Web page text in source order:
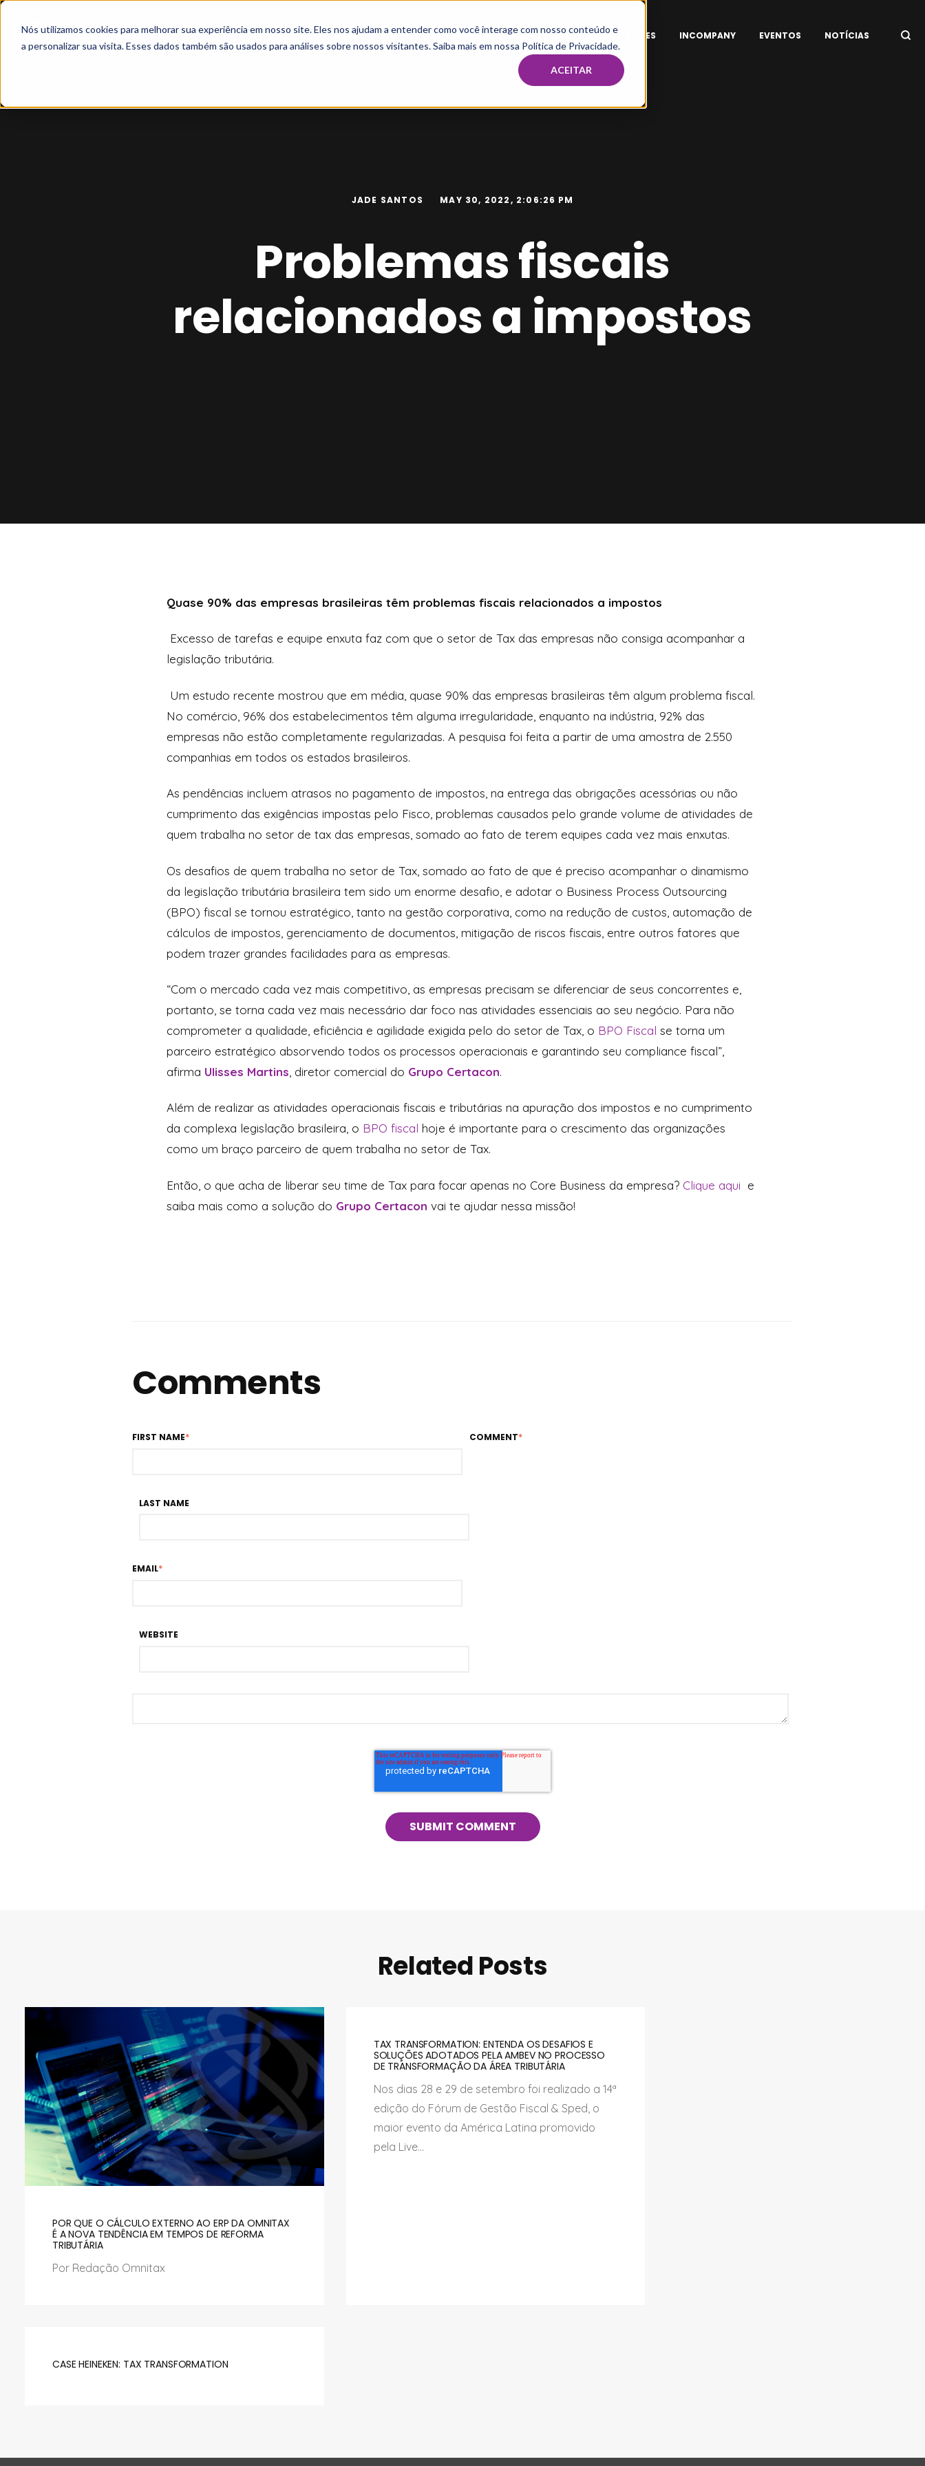
Nós utilizamos cookies para melhorar sua experiência em nosso site. Eles nos ajudam a entender como você interage com nosso conteúdo e
a personalizar sua visita. Esses dados também são usados para análises sobre nossos visitantes. Saiba mais em nossa Política de Privacidade.
ACEITAR
HOME MBA & PÓS IMERSÃO E MENTORIA TAX CAPACITAÇÕES INCOMPANY EVENTOS NOTÍCIAS
JADE SANTOS MAY 30, 2022, 2:06:26 PM
Problemas fiscais
relacionados a impostos
Quase 90% das empresas brasileiras têm problemas fiscais relacionados a impostos
Excesso de tarefas e equipe enxuta faz com que o setor de Tax das empresas não consiga acompanhar a
legislação tributária.
Um estudo recente mostrou que em média, quase 90% das empresas brasileiras têm algum problema fiscal.
No comércio, 96% dos estabelecimentos têm alguma irregularidade, enquanto na indústria, 92% das
empresas não estão completamente regularizadas. A pesquisa foi feita a partir de uma amostra de 2.550
companhias em todos os estados brasileiros.
As pendências incluem atrasos no pagamento de impostos, na entrega das obrigações acessórias ou não
cumprimento das exigências impostas pelo Fisco, problemas causados pelo grande volume de atividades de
quem trabalha no setor de tax das empresas, somado ao fato de terem equipes cada vez mais enxutas.
Os desafios de quem trabalha no setor de Tax, somado ao fato de que é preciso acompanhar o dinamismo
da legislação tributária brasileira tem sido um enorme desafio, e adotar o Business Process Outsourcing
(BPO) fiscal se tornou estratégico, tanto na gestão corporativa, como na redução de custos, automação de
cálculos de impostos, gerenciamento de documentos, mitigação de riscos fiscais, entre outros fatores que
podem trazer grandes facilidades para as empresas.
“Com o mercado cada vez mais competitivo, as empresas precisam se diferenciar de seus concorrentes e,
portanto, se torna cada vez mais necessário dar foco nas atividades essenciais ao seu negócio. Para não
comprometer a qualidade, eficiência e agilidade exigida pelo do setor de Tax, o BPO Fiscal se torna um
parceiro estratégico absorvendo todos os processos operacionais e garantindo seu compliance fiscal”,
afirma Ulisses Martins , diretor comercial do Grupo Certacon.
Além de realizar as atividades operacionais fiscais e tributárias na apuração dos impostos e no cumprimento
da complexa legislação brasileira, o BPO fiscal hoje é importante para o crescimento das organizações
como um braço parceiro de quem trabalha no setor de Tax.
Então, o que acha de liberar seu time de Tax para focar apenas no Core Business da empresa? Clique aqui e
saiba mais como a solução do Grupo Certacon vai te ajudar nessa missão!
Comments
FIRST NAME*
LAST NAME
EMAIL*
WEBSITE
COMMENT*
Related Posts
POR QUE O CÁLCULO EXTERNO AO ERP DA OMNITAX
É A NOVA TENDÊNCIA EM TEMPOS DE REFORMA
TRIBUTÁRIA
Por Redação Omnitax
TAX TRANSFORMATION: ENTENDA OS DESAFIOS E
SOLUÇÕES ADOTADOS PELA AMBEV NO PROCESSO
DE TRANSFORMAÇÃO DA ÁREA TRIBUTÁRIA
Nos dias 28 e 29 de setembro foi realizado a 14ª
edição do Fórum de Gestão Fiscal & Sped, o
maior evento da América Latina promovido
pela Live...
CASE HEINEKEN: TAX TRANSFORMATION